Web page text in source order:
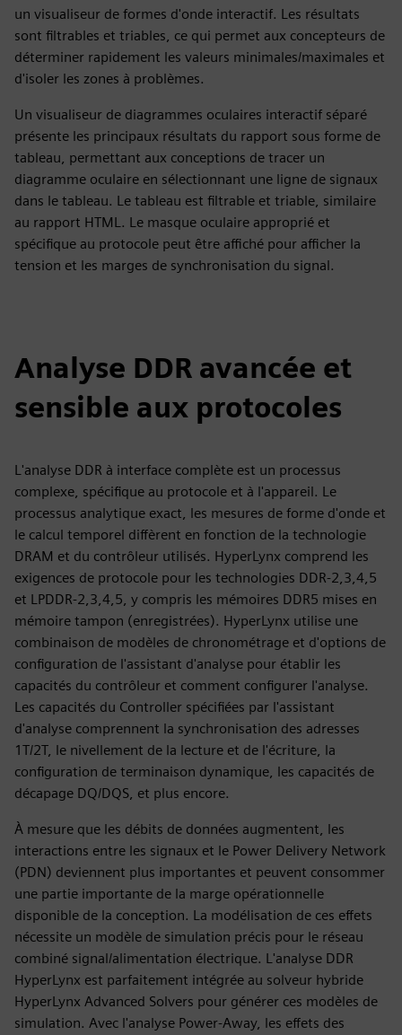
un visualiseur de formes d'onde interactif. Les résultats
sont filtrables et triables, ce qui permet aux concepteurs de
déterminer rapidement les valeurs minimales/maximales et
d'isoler les zones à problèmes.
Un visualiseur de diagrammes oculaires interactif séparé
présente les principaux résultats du rapport sous forme de
tableau, permettant aux conceptions de tracer un
diagramme oculaire en sélectionnant une ligne de signaux
dans le tableau. Le tableau est filtrable et triable, similaire
au rapport HTML. Le masque oculaire approprié et
spécifique au protocole peut être affiché pour afficher la
tension et les marges de synchronisation du signal.
Analyse DDR avancée et
sensible aux protocoles
L'analyse DDR à interface complète est un processus
complexe, spécifique au protocole et à l'appareil. Le
processus analytique exact, les mesures de forme d'onde et
le calcul temporel diffèrent en fonction de la technologie
DRAM et du contrôleur utilisés. HyperLynx comprend les
exigences de protocole pour les technologies DDR-2,3,4,5
et LPDDR-2,3,4,5, y compris les mémoires DDR5 mises en
mémoire tampon (enregistrées). HyperLynx utilise une
combinaison de modèles de chronométrage et d'options de
configuration de l'assistant d'analyse pour établir les
capacités du contrôleur et comment configurer l'analyse.
Les capacités du Controller spécifiées par l'assistant
d'analyse comprennent la synchronisation des adresses
1T/2T, le nivellement de la lecture et de l'écriture, la
configuration de terminaison dynamique, les capacités de
décapage DQ/DQS, et plus encore.
À mesure que les débits de données augmentent, les
interactions entre les signaux et le Power Delivery Network
(PDN) deviennent plus importantes et peuvent consommer
une partie importante de la marge opérationnelle
disponible de la conception. La modélisation de ces effets
nécessite un modèle de simulation précis pour le réseau
combiné signal/alimentation électrique. L'analyse DDR
HyperLynx est parfaitement intégrée au solveur hybride
HyperLynx Advanced Solvers pour générer ces modèles de
simulation. Avec l'analyse Power-Away, les effets des